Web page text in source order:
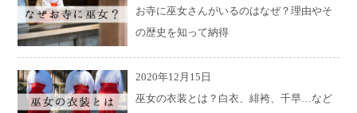
お寺に巫女さんがいるのはなぜ？理由やそ
の歴史を知って納得
2020年12月15日
巫女の衣装とは？白衣、緋袴、千早…など